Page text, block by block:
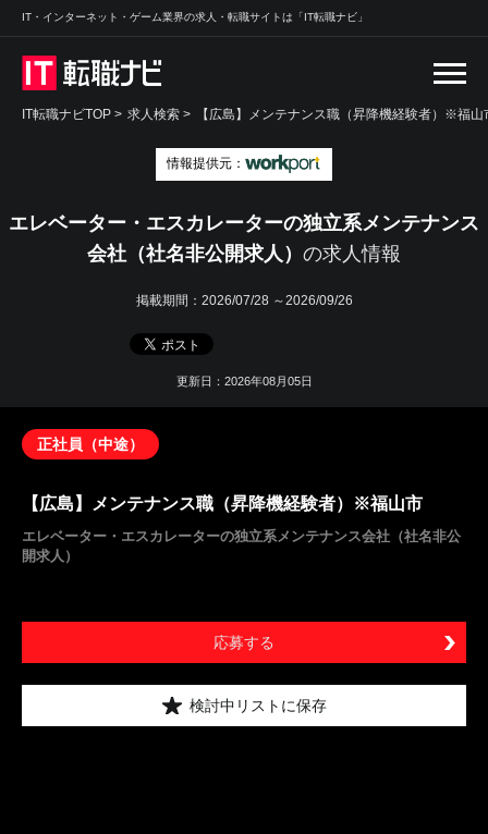
IT・インターネット・ゲーム業界の求人・転職サイトは「IT転職ナビ」
IT転職ナビTOP > 求人検索 > 【広島】メンテナンス職（昇降機経験者）※福山
情報提供元：
エレベーター・エスカレーターの独立系メンテナンス
会社（社名非公開求人） の求人情報
掲載期間： 2026/07/28 ～2026/09/26
更新日：2026年08月05日
正社員（中途）
【広島】メンテナンス職（昇降機経験者）※福山市
エレベーター・エスカレーターの独立系メンテナンス会社（社名非公
開求人）
応募する
検討中リストに保存